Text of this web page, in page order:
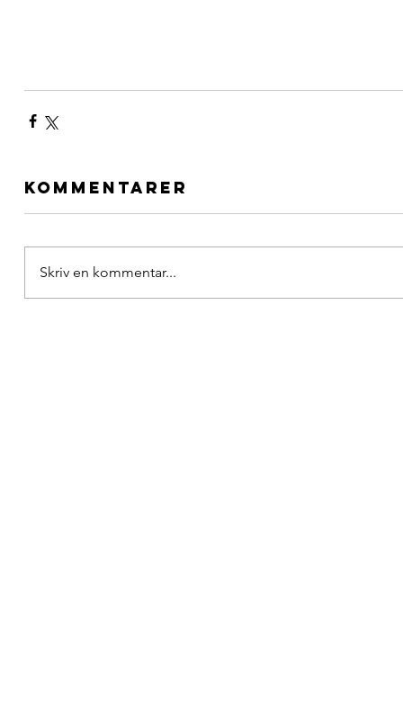
Kommentarer
Skriv en kommentar...